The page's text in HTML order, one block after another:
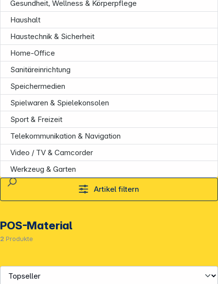
Gesundheit, Wellness & Körperpflege
Haushalt
Haustechnik & Sicherheit
Home-Office
Sanitäreinrichtung
Speichermedien
Spielwaren & Spielekonsolen
Sport & Freizeit
Telekommunikation & Navigation
Video / TV & Camcorder
Werkzeug & Garten
Artikel filtern
POS-Material
2 Produkte